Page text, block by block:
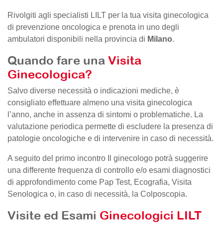
Rivolgiti agli specialisti LILT per la tua visita ginecologica
di prevenzione oncologica e prenota in uno degli
ambulatori disponibili nella provincia di Milano.
Quando fare una Visita
Ginecologica?
Salvo diverse necessità o indicazioni mediche, è
consigliato effettuare almeno una visita ginecologica
l’anno, anche in assenza di sintomi o problematiche. La
valutazione periodica permette di escludere la presenza di
patologie oncologiche e di intervenire in caso di necessità.
A seguito del primo incontro Il ginecologo potrà suggerire
una differente frequenza di controllo e/o esami diagnostici
di approfondimento come Pap Test, Ecografia, Visita
Senologica o, in caso di necessità, la Colposcopia.
Visite ed Esami Ginecologici LILT